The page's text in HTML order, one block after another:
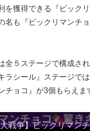
を獲得できる『ビック
名も『ビックリマンチ
全５ステージで構成さ
ラシール』ステージで
チョコ』が3個もらえま